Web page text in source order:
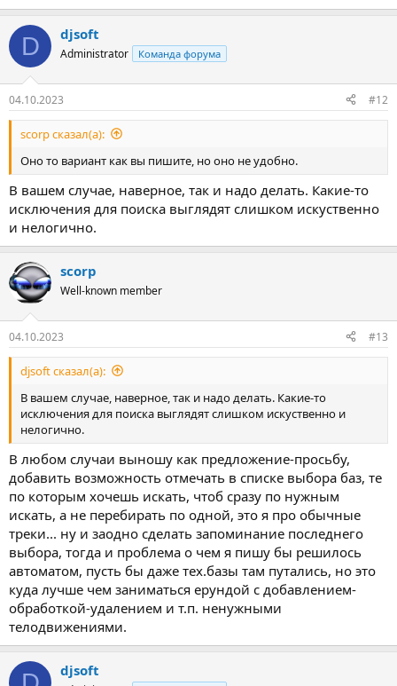
D djsoft
Administrator Команда форума
04.10.2023 #12
scorp сказал(а):
Оно то вариант как вы пишите, но оно не удобно.
В вашем случае, наверное, так и надо делать. Какие-то
исключения для поиска выглядят слишком искуственно
и нелогично.
scorp
Well-known member
04.10.2023 #13
djsoft сказал(а):
В вашем случае, наверное, так и надо делать. Какие-то
исключения для поиска выглядят слишком искуственно и
нелогично.
В любом случаи выношу как предложение-просьбу,
добавить возможность отмечать в списке выбора баз, те
по которым хочешь искать, чтоб сразу по нужным
искать, а не перебирать по одной, это я про обычные
треки... ну и заодно сделать запоминание последнего
выбора, тогда и проблема о чем я пишу бы решилось
автоматом, пусть бы даже тех.базы там путались, но это
куда лучше чем заниматься ерундой с добавлением-
обработкой-удалением и т.п. ненужными
телодвижениями.
djsoft